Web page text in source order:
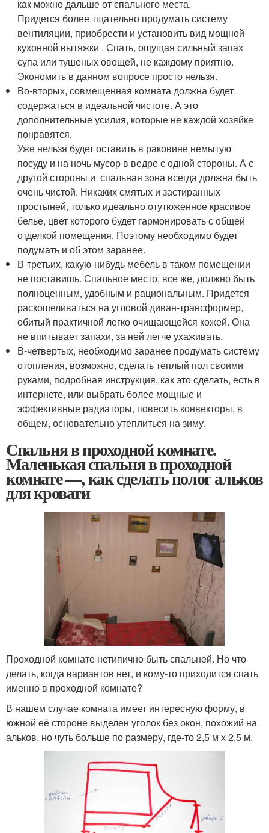
как можно дальше от спального места.
Придется более тщательно продумать систему
вентиляции, приобрести и установить вид мощной
кухонной вытяжки . Спать, ощущая сильный запах
супа или тушеных овощей, не каждому приятно.
Экономить в данном вопросе просто нельзя.
Во-вторых, совмещенная комната должна будет
содержаться в идеальной чистоте. А это
дополнительные усилия, которые не каждой хозяйке
понравятся.
Уже нельзя будет оставить в раковине немытую
посуду и на ночь мусор в ведре с одной стороны. А с
другой стороны и спальная зона всегда должна быть
очень чистой. Никаких смятых и застиранных
простыней, только идеально отутюженное красивое
белье, цвет которого будет гармонировать с общей
отделкой помещения. Поэтому необходимо будет
подумать и об этом заранее.
В-третьих, какую-нибудь мебель в таком помещении
не поставишь. Спальное место, все же, должно быть
полноценным, удобным и рациональным. Придется
раскошеливаться на угловой диван-трансформер,
обитый практичной легко очищающейся кожей. Она
не впитывает запахи, за ней легче ухаживать.
В-четвертых, необходимо заранее продумать систему
отопления, возможно, сделать теплый пол своими
руками, подробная инструкция, как это сделать, есть в
интернете, или выбрать более мощные и
эффективные радиаторы, повесить конвекторы, в
общем, основательно утеплиться на зиму.
Спальня в проходной комнате.
Маленькая спальня в проходной
комнате —, как сделать полог альков
для кровати
Проходной комнате нетипично быть спальней. Но что
делать, когда вариантов нет, и кому-то приходится спать
именно в проходной комнате?
В нашем случае комната имеет интересную форму, в
южной её стороне выделен уголок без окон, похожий на
альков, но чуть больше по размеру, где-то 2,5 м х 2,5 м.